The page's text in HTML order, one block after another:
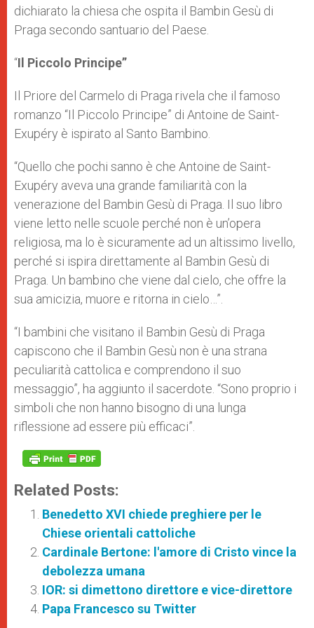
dichiarato la chiesa che ospita il Bambin Gesù di
Praga secondo santuario del Paese.
“Il Piccolo Principe”
Il Priore del Carmelo di Praga rivela che il famoso
romanzo “Il Piccolo Principe” di Antoine de Saint-
Exupéry è ispirato al Santo Bambino.
“Quello che pochi sanno è che Antoine de Saint-
Exupéry aveva una grande familiarità con la
venerazione del Bambin Gesù di Praga. Il suo libro
viene letto nelle scuole perché non è un’opera
religiosa, ma lo è sicuramente ad un altissimo livello,
perché si ispira direttamente al Bambin Gesù di
Praga. Un bambino che viene dal cielo, che offre la
sua amicizia, muore e ritorna in cielo…”.
“I bambini che visitano il Bambin Gesù di Praga
capiscono che il Bambin Gesù non è una strana
peculiarità cattolica e comprendono il suo
messaggio”, ha aggiunto il sacerdote. “Sono proprio i
simboli che non hanno bisogno di una lunga
riflessione ad essere più efficaci”.
Related Posts:
Benedetto XVI chiede preghiere per le
Chiese orientali cattoliche
Cardinale Bertone: l'amore di Cristo vince la
debolezza umana
IOR: si dimettono direttore e vice-direttore
Papa Francesco su Twitter